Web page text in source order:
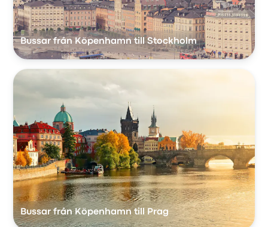
Bussar från Köpenhamn till Stockholm
Bussar från Köpenhamn till Prag